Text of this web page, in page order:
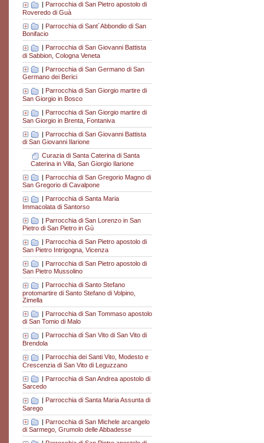
Parrocchia di San Pietro apostolo di
Roveredo di Guà
| Parrocchia di Sant´Abbondio di San
Bonifacio
Parrocchia di San Giovanni Battista
di Sabbion, Cologna Veneta
| Parrocchia di San Germano di San
Germano dei Berici
Parrocchia di San Giorgio martire di
San Giorgio in Bosco
| Parrocchia di San Giorgio martire di
San Giorgio in Brenta, Fontaniva
| Parrocchia di San Giovanni Battista
di San Giovanni Ilarione
Curazia di Santa Caterina di Santa
Caterina in Villa, San Giorgio Ilarione
| Parrocchia di San Gregorio Magno di
San Gregorio di Cavalpone
| Parrocchia di Santa Maria
Immacolata di Santorso
| Parrocchia di San Lorenzo in San
Pietro di San Pietro in Gù
Parrocchia di San Pietro apostolo di
San Pietro Intrigogna, Vicenza
| Parrocchia di San Pietro apostolo di
San Pietro Mussolino
Parrocchia di Santo Stefano
protomartire di Santo Stefano di Volpino,
Zimella
| Parrocchia di San Tommaso apostolo
di San Tomio di Malo
Parrocchia di San Vito di San Vito di
Brendola
| Parrocchia dei Santi Vito, Modesto e
Crescenzia di San Vito di Leguzzano
| Parrocchia di San Andrea apostolo di
Sarcedo
| Parrocchia di Santa Maria Assunta di
Sarego
| Parrocchia di San Michele arcangelo
di Sarmego, Grumolo delle Abbadesse